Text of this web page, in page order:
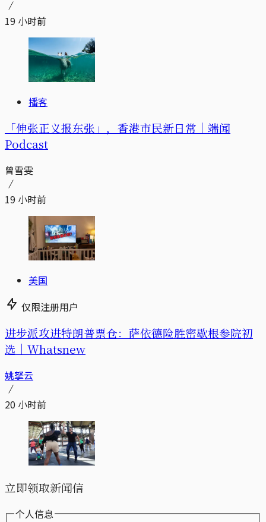
19 小时前
播客
「伸张正义报东张」，香港市民新日常｜端闻
Podcast
曾雪雯
19 小时前
美国
仅限注册用户
进步派攻进特朗普票仓：萨依德险胜密歇根参院初
选｜Whatsnew
姚拏云
20 小时前
立即领取新闻信
个人信息